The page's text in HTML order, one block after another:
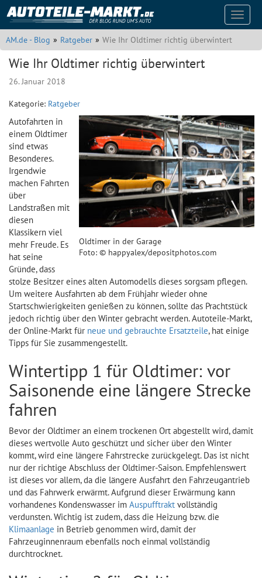
AM.de - Blog Ratgeber Wie Ihr Oldtimer richtig überwintert
Wie Ihr Oldtimer richtig überwintert
26. Januar 2018
Kategorie: Ratgeber
Oldtimer in der Garage
Foto: © happyalex/depositphotos.com
Autofahrten in
einem Oldtimer
sind etwas
Besonderes.
Irgendwie
machen Fahrten
über
Landstraßen mit
diesen
Klassikern viel
mehr Freude. Es
hat seine
Gründe, dass
stolze Besitzer eines alten Automodells dieses sorgsam pflegen.
Um weitere Ausfahrten ab dem Frühjahr wieder ohne
Startschwierigkeiten genießen zu können, sollte das Prachtstück
jedoch richtig über den Winter gebracht werden. Autoteile-Markt,
der Online-Markt für neue und gebrauchte Ersatzteile, hat einige
Tipps für Sie zusammengestellt.
Wintertipp 1 für Oldtimer: vor
Saisonende eine längere Strecke
fahren
Bevor der Oldtimer an einem trockenen Ort abgestellt wird, damit
dieses wertvolle Auto geschützt und sicher über den Winter
kommt, wird eine längere Fahrstrecke zurückgelegt. Das ist nicht
nur der richtige Abschluss der Oldtimer-Saison. Empfehlenswert
ist dieses vor allem, da die längere Ausfahrt den Fahrzeugantrieb
und das Fahrwerk erwärmt. Aufgrund dieser Erwärmung kann
vorhandenes Kondenswasser im Auspufftrakt vollständig
verdunsten. Wichtig ist zudem, dass die Heizung bzw. die
Klimaanlage in Betrieb genommen wird, damit der
Fahrzeuginnenraum ebenfalls noch einmal vollständig
durchtrocknet.